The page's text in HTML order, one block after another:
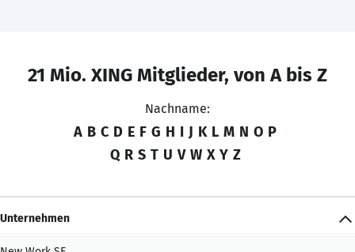
21 Mio. XING Mitglieder, von A bis Z
Nachname:
A B C D E F G H I J K L M N O P
Q R S T U V W X Y Z
Unternehmen